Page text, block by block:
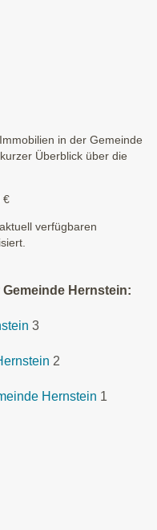
in der Gemeinde
Überblick über die
€
verfügbaren
Hernstein:
3
2
Hernstein 1